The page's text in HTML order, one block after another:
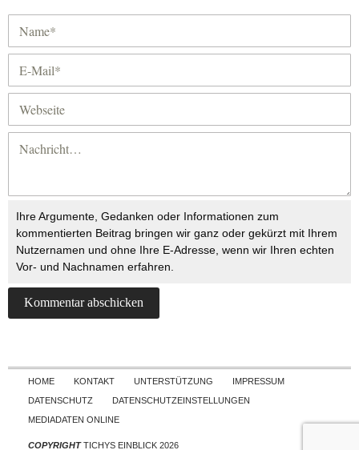
Ihre Argumente, Gedanken oder Informationen zum
kommentierten Beitrag bringen wir ganz oder gekürzt mit Ihrem
Nutzernamen und ohne Ihre E-Adresse, wenn wir Ihren echten
Vor- und Nachnamen erfahren.
Skip to content
HOME KONTAKT UNTERSTÜTZUNG
IMPRESSUM
DATENSCHUTZ
DATENSCHUTZEINSTELLUNGEN
MEDIADATEN ONLINE
COPYRIGHTTICHYS EINBLICK 2026